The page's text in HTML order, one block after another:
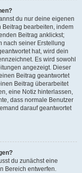
du nur deine eigenen
Beitrag bearbeiten, indem
Beitrag anklickst;
nach seiner Erstellung
hat, wird dein
Es wird sowohl
angezeigt. Dieser
Beitrag geantwortet
Beitrag überarbeitet
eine Notiz hinterlassen,
dass normale Benutzer
darauf geantwortet
du zunächst eine
Bereich entwerfen.